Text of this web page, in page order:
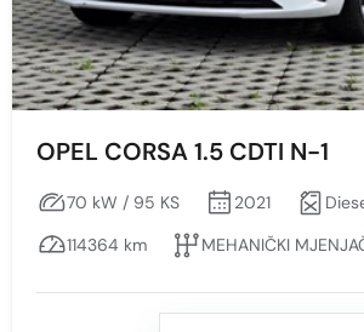
OPEL CORSA 1.5 CDTI N-1
70 kW / 95 KS 2021
114364 km
MEHANIČKI